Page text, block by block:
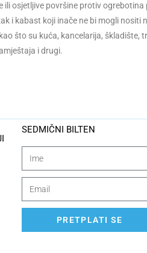
ili osjetljive površine protiv
i kabast koji inače ne bi mogli nositi
što su kuća, kancelarija, škladište,
i drugi.
SEDMIČNI BILTEN
PRETPLATI SE